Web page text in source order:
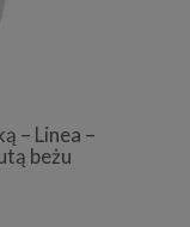
– Linea –
beżu